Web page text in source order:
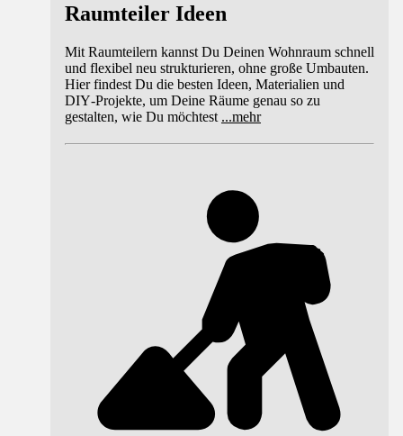
Raumteiler Ideen
Mit Raumteilern kannst Du Deinen Wohnraum schnell
und flexibel neu strukturieren, ohne große Umbauten.
Hier findest Du die besten Ideen, Materialien und
DIY‑Projekte, um Deine Räume genau so zu
gestalten, wie Du möchtest ...mehr